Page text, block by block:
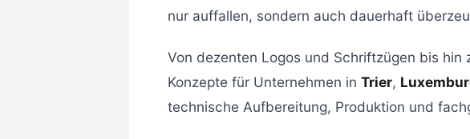
nur auffallen, sondern auch dauerhaft
Von dezenten Logos und Schriftzügen bis
Konzepte für Unternehmen in Trier,
technische Aufbereitung, Produktion und